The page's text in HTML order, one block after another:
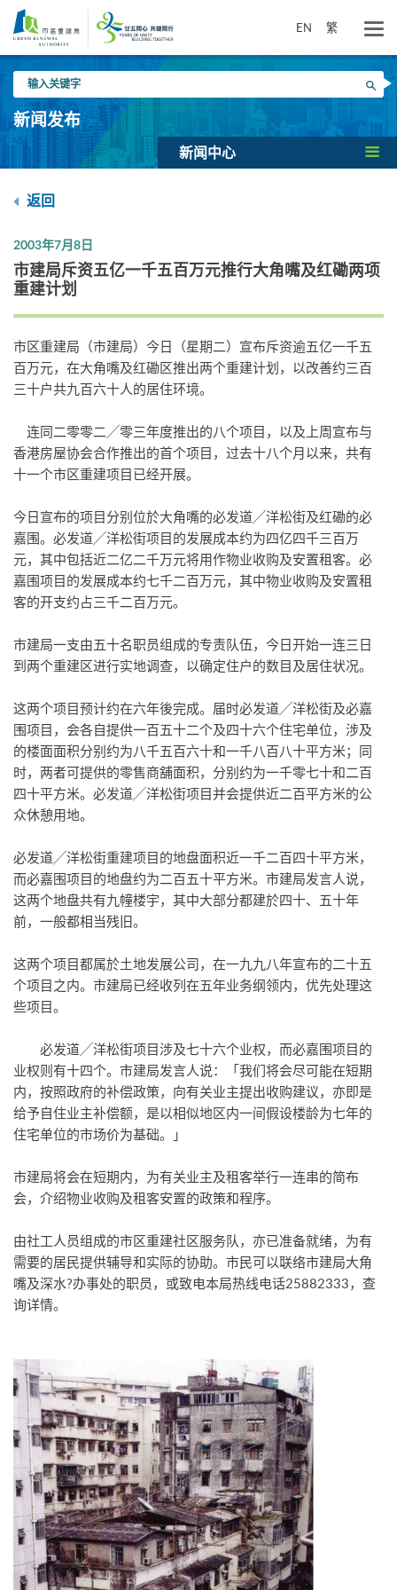
要
EN 繁
入
关
键
搜寻
新闻发布
新闻中心
返回
2003年7月8日
市建局斥资五亿一千五百万元推行大角嘴及红磡两项
重建计划
市区重建局（市建局）今日（星期二）宣布斥资逾五亿一千五
百万元，在大角嘴及红磡区推出两个重建计划，以改善约三百
三十户共九百六十人的居住环境。
连同二零零二╱零三年度推出的八个项目，以及上周宣布与
香港房屋协会合作推出的首个项目，过去十八个月以来，共有
十一个市区重建项目已经开展。
今日宣布的项目分别位於大角嘴的必发道╱洋松街及红磡的必
嘉围。必发道╱洋松街项目的发展成本约为四亿四千三百万
元，其中包括近二亿二千万元将用作物业收购及安置租客。必
嘉围项目的发展成本约七千二百万元，其中物业收购及安置租
客的开支约占三千二百万元。
市建局一支由五十名职员组成的专责队伍，今日开始一连三日
到两个重建区进行实地调查，以确定住户的数目及居住状况。
这两个项目预计约在六年後完成。届时必发道╱洋松街及必嘉
围项目，会各自提供一百五十二个及四十六个住宅单位，涉及
的楼面面积分别约为八千五百六十和一千八百八十平方米；同
时，两者可提供的零售商舖面积，分别约为一千零七十和二百
四十平方米。必发道╱洋松街项目并会提供近二百平方米的公
众休憩用地。
必发道╱洋松街重建项目的地盘面积近一千二百四十平方米，
而必嘉围项目的地盘约为二百五十平方米。市建局发言人说，
这两个地盘共有九幢楼宇，其中大部分都建於四十、五十年
前，一般都相当残旧。
这两个项目都属於土地发展公司，在一九九八年宣布的二十五
个项目之内。市建局已经收列在五年业务纲领内，优先处理这
些项目。
必发道╱洋松街项目涉及七十六个业权，而必嘉围项目的
业权则有十四个。市建局发言人说：「我们将会尽可能在短期
内，按照政府的补偿政策，向有关业主提出收购建议，亦即是
给予自住业主补偿额，是以相似地区内一间假设楼龄为七年的
住宅单位的市场价为基础。」
市建局将会在短期内，为有关业主及租客举行一连串的简布
会，介绍物业收购及租客安置的政策和程序。
由社工人员组成的市区重建社区服务队，亦已准备就绪，为有
需要的居民提供辅导和实际的协助。市民可以联络市建局大角
嘴及深水?办事处的职员，或致电本局热线电话25882333，查
询详情。